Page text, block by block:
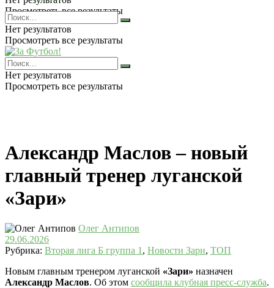
Просмотреть все результаты
Нет результатов
Просмотреть все результаты
Нет результатов
Просмотреть все результаты
Александр Маслов – новый
главный тренер луганской
«Зари»
Олег Антипов
29.06.2026
Рубрика: Вторая лига Б группа 1 , Новости Зари, ТОП
Новым главным тренером луганской «Зари» назначен
Александр Маслов. Об этом сообщила клубная пресс-служба.